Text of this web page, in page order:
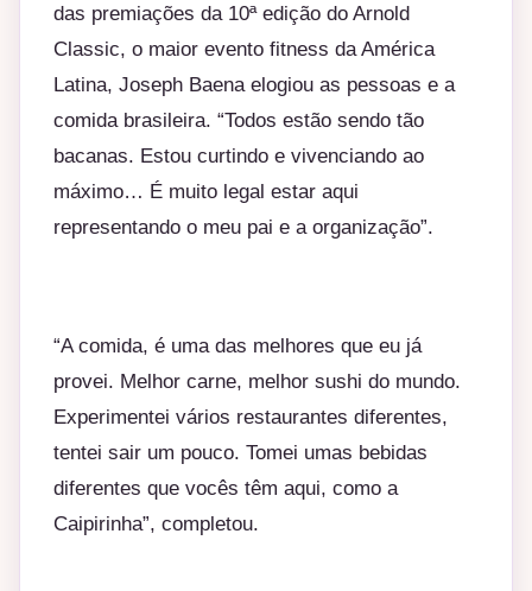
das premiações da 10ª edição do Arnold
Classic, o maior evento fitness da América
Latina, Joseph Baena elogiou as pessoas e a
comida brasileira. “Todos estão sendo tão
bacanas. Estou curtindo e vivenciando ao
máximo… É muito legal estar aqui
representando o meu pai e a organização”.
“A comida, é uma das melhores que eu já
provei. Melhor carne, melhor sushi do mundo.
Experimentei vários restaurantes diferentes,
tentei sair um pouco. Tomei umas bebidas
diferentes que vocês têm aqui, como a
Caipirinha”, completou.